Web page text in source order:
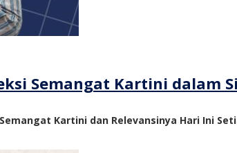
Semangat Kartini dalam
Semangat Kartini dan Relevansinya Hari Ini